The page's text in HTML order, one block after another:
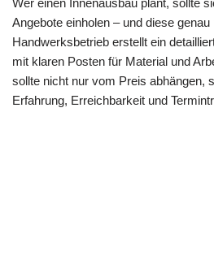
Angebote einholen – und diese
Handwerksbetrieb erstellt ein
mit klaren Posten für Material und
sollte nicht nur vom Preis abhängen,
Erfahrung, Erreichbarkeit und